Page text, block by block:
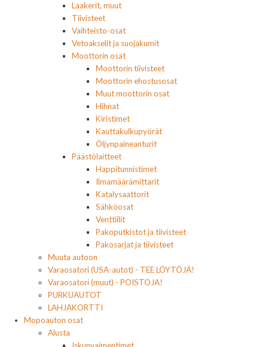
Laakerit, muut
Tiivisteet
Vaihteisto-osat
Vetoakselit ja suojakumit
Moottorin osat
Moottorin tiivisteet
Moottorin ehostusosat
Muut moottorin osat
Hihnat
Kiristimet
Kauttakulkupyörät
Öljynpaineanturit
Päästölaitteet
Happitunnistimet
Ilmamäärämittarit
Katalysaattorit
Sähköosat
Venttiilit
Pakoputkistot ja tiivisteet
Pakosarjat ja tiivisteet
Muuta autoon
Varaosatori (USA-autot) - TEE LÖYTÖJÄ!
Varaosatori (muut) - POISTOJA!
PURKUAUTOT
LAHJAKORTTI
Mopoauton osat
Alusta